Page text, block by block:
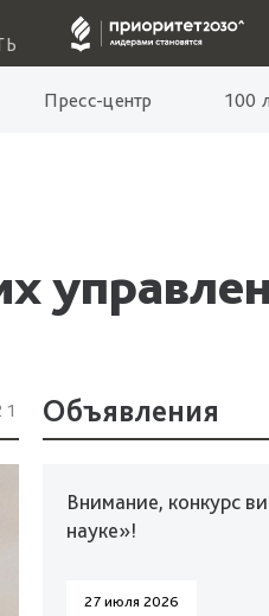
Пресс-центр 100
Объявления
Внимание, конкурс
науке»!
27 июля 2026